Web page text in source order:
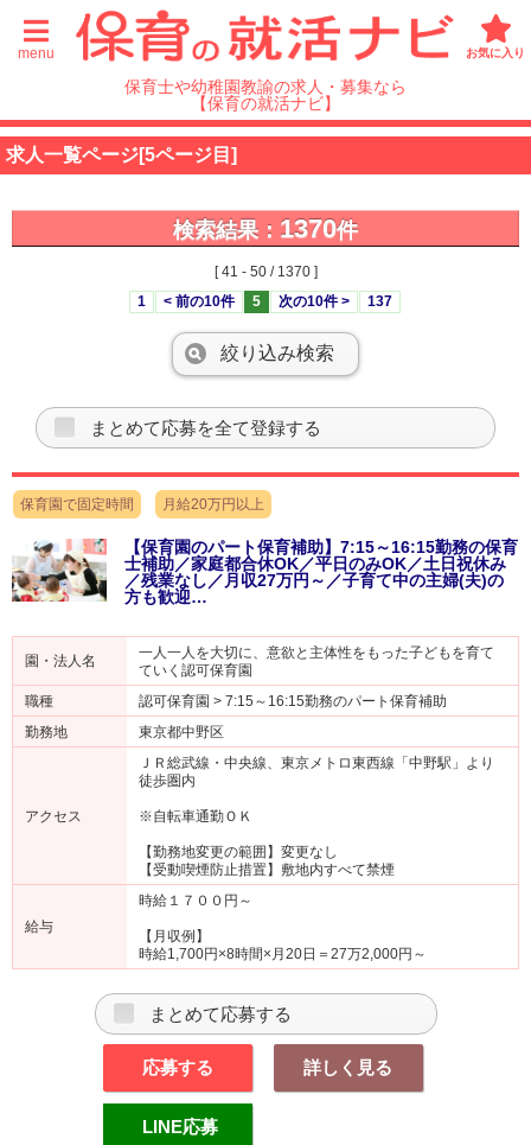
menu お気に入り
保育士や幼稚園教諭の求人・募集なら
【保育の就活ナビ】
求人一覧ページ[5ページ目]
検索結果： 1370件
[ 41 - 50 / 1370 ]
1
< 前の10件 5 次の10件 > 137
絞り込み検索
まとめて応募を全て登録する
保育園で固定時間 月給20万円以上
【保育園のパート保育補助】7:15～16:15勤務の保育
士補助／家庭都合休OK／平日のみOK／土日祝休み
／残業なし／月収27万円～／子育て中の主婦(夫)の
方も歓迎…
園・法人名
一人一人を大切に、意欲と主体性をもった子どもを育て
ていく認可保育園
職種
認可保育園 > 7:15～16:15勤務のパート保育補助
勤務地
東京都中野区
アクセス
ＪＲ総武線・中央線、東京メトロ東西線「中野駅」より
徒歩圏内
※自転車通勤ＯＫ
【勤務地変更の範囲】変更なし
【受動喫煙防止措置】敷地内すべて禁煙
給与
時給１７００円～
【月収例】
時給1,700円×8時間×月20日＝27万2,000円～
まとめて応募する
応募する 詳しく見る
LINE応募